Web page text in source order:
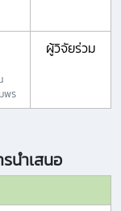
พร
ผู้วิจัยร่วม
นำเสนอ